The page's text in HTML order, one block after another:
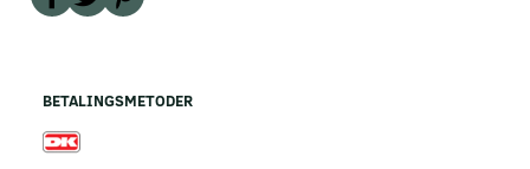
BETALINGSMETODER